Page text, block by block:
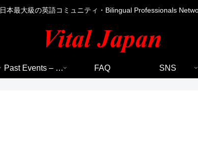
日本最大級の英語コミュニティ・Bilingual Professionals
Past Events – 過去のイベント FAQ SNS